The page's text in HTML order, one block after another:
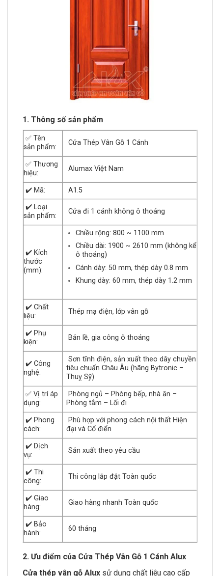
1. Thông số sản phẩm
✅ Tên
sản phẩm:
Cửa Thép Vân Gỗ 1 Cánh
✅ Thương
hiệu:
Alumax Việt Nam
✔️ Mã:
A1.5
✔️ Loại
sản phẩm:
Cửa đi 1 cánh không ô thoáng
✔️ Kích
thước
(mm):
Chiều rộng: 800 ~ 1100 mm
Chiều dài: 1900 ~ 2610 mm (không kể
ô thoáng)
Cánh dày: 50 mm, thép dày 0.8 mm
Khung dày: 60 mm, thép dày 1.2 mm
✔️ Chất
liệu:
Thép mạ điện, lớp vân gỗ
✔️ Phụ
kiện:
Bản lề, gia công ô thoáng
✔️ Công
nghệ:
Sơn tĩnh điện, sản xuất theo dây chuyền
tiêu chuẩn Châu Âu (hãng Bytronic –
Thuỵ Sỹ)
✅ Vị trí áp
dụng:
Phòng ngủ – Phòng bếp, nhà ăn –
Phòng tắm – Lối đi
✔️ Phong
cách:
Phù hợp với phong cách nội thất Hiện
đại và Cổ điển
✔️ Dịch
vụ:
Sản xuất theo yêu cầu
✔️ Thi
công:
Thi công lắp đặt Toàn quốc
✔️ Giao
hàng:
Giao hàng nhanh Toàn quốc
✔️ Bảo
hành:
60 tháng
2. Ưu điểm của Cửa Thép Vân Gỗ 1 Cánh Alux
Cửa thép vân gỗ Alux sử dụng chất liệu cao cấp